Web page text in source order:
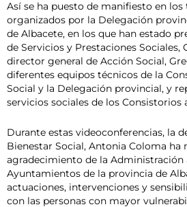
Así se ha puesto de manifiesto en los
organizados por la Delegación
de Albacete, en los que han estado
de Servicios y Prestaciones Sociales,
director general de Acción Social,
diferentes equipos técnicos de la
Social y la Delegación provincial, y
servicios sociales de los Consistorios
Durante estas videoconferencias, la
Bienestar Social, Antonia Coloma ha
agradecimiento de la Administración
Ayuntamientos de la provincia de
actuaciones, intervenciones y
con las personas con mayor